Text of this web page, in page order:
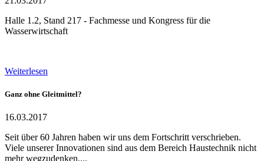
Halle 1.2, Stand 217 - Fachmesse und Kongress für die
Wasserwirtschaft
Weiterlesen
Ganz ohne Gleitmittel?
16.03.2017
Seit über 60 Jahren haben wir uns dem Fortschritt verschrieben.
Viele unserer Innovationen sind aus dem Bereich Haustechnik nicht
mehr wegzudenken....